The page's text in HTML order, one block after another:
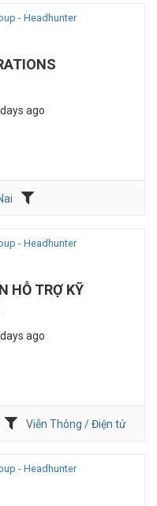
- Headhunter
ago
- Headhunter
HỖ TRỢ KỸ
ago
Viễn Thông / Điện tử
- Headhunter